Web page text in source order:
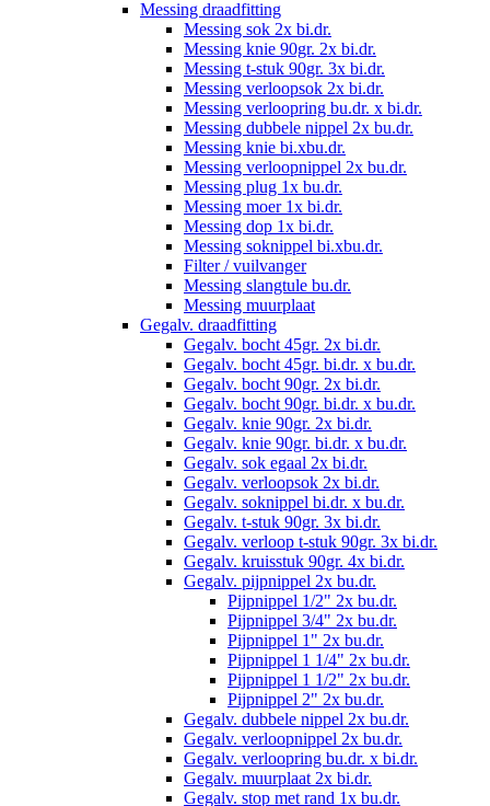
Messing draadfitting
Messing sok 2x bi.dr.
Messing knie 90gr. 2x bi.dr.
Messing t-stuk 90gr. 3x bi.dr.
Messing verloopsok 2x bi.dr.
Messing verloopring bu.dr. x bi.dr.
Messing dubbele nippel 2x bu.dr.
Messing knie bi.xbu.dr.
Messing verloopnippel 2x bu.dr.
Messing plug 1x bu.dr.
Messing moer 1x bi.dr.
Messing dop 1x bi.dr.
Messing soknippel bi.xbu.dr.
Filter / vuilvanger
Messing slangtule bu.dr.
Messing muurplaat
Gegalv. draadfitting
Gegalv. bocht 45gr. 2x bi.dr.
Gegalv. bocht 45gr. bi.dr. x bu.dr.
Gegalv. bocht 90gr. 2x bi.dr.
Gegalv. bocht 90gr. bi.dr. x bu.dr.
Gegalv. knie 90gr. 2x bi.dr.
Gegalv. knie 90gr. bi.dr. x bu.dr.
Gegalv. sok egaal 2x bi.dr.
Gegalv. verloopsok 2x bi.dr.
Gegalv. soknippel bi.dr. x bu.dr.
Gegalv. t-stuk 90gr. 3x bi.dr.
Gegalv. verloop t-stuk 90gr. 3x bi.dr.
Gegalv. kruisstuk 90gr. 4x bi.dr.
Gegalv. pijpnippel 2x bu.dr.
Pijpnippel 1/2" 2x bu.dr.
Pijpnippel 3/4" 2x bu.dr.
Pijpnippel 1" 2x bu.dr.
Pijpnippel 1 1/4" 2x bu.dr.
Pijpnippel 1 1/2" 2x bu.dr.
Pijpnippel 2" 2x bu.dr.
Gegalv. dubbele nippel 2x bu.dr.
Gegalv. verloopnippel 2x bu.dr.
Gegalv. verloopring bu.dr. x bi.dr.
Gegalv. muurplaat 2x bi.dr.
Gegalv. stop met rand 1x bu.dr.